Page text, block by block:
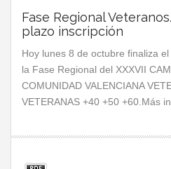
Fase Regional
plazo inscripción
Hoy lunes 8 de octubre finaliza
la Fase Regional del XXXVII
COMUNIDAD VALENCIANA
VETERANAS +40 +50 +60.Más